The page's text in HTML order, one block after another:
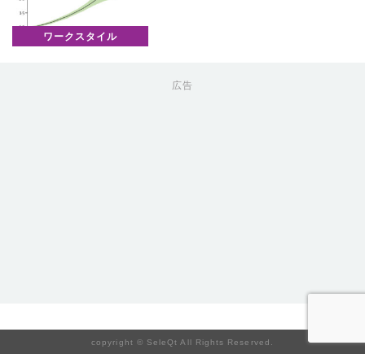
ワークスタイル
広告
copyright © SeleQt All Rights Reserved.